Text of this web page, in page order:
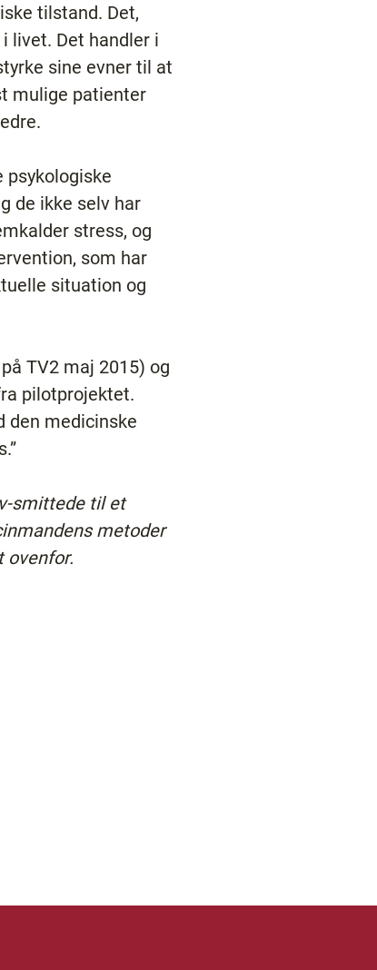
tilstand. Det,
livet. Det handler i
sine evner til at
mulige patienter
de ikke selv har
stress, og
som har
situation og
TV2 maj 2015) og
pilotprojektet.
den medicinske
smittede til et
metoder
ovenfor.